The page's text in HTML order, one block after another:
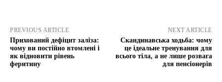
PREVIOUS ARTICLE
Прихований дефіцит заліза:
чому ви постійно втомлені і
як відновити рівень
феритину
NEXT ARTICLE
Скандинавська ходьба: чому
це ідеальне тренування для
всього тіла, а не лише розвага
для пенсіонерів